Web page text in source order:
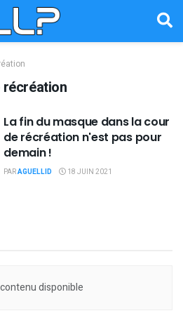
La fin du masque dans la cour
de récréation n'est pas pour
demain !
PARAGUELLID 18 JUIN 2021
disponible